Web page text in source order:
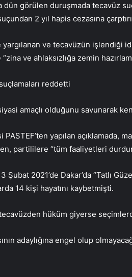
dün görülen duruşmada tecavüz
2 yıl hapis cezasına
ve tecavüzün işlendiği
ve ahlaksızlığa zemin
reddetti
amaçlı olduğunu savunarak
PASTEF’ten yapılan açıklamada,
partililere “tüm faaliyetleri
Şubat 2021’de Dakar’da “Tatlı
14 kişi hayatını kaybetmişti.
hüküm giyerse
adaylığına engel olup